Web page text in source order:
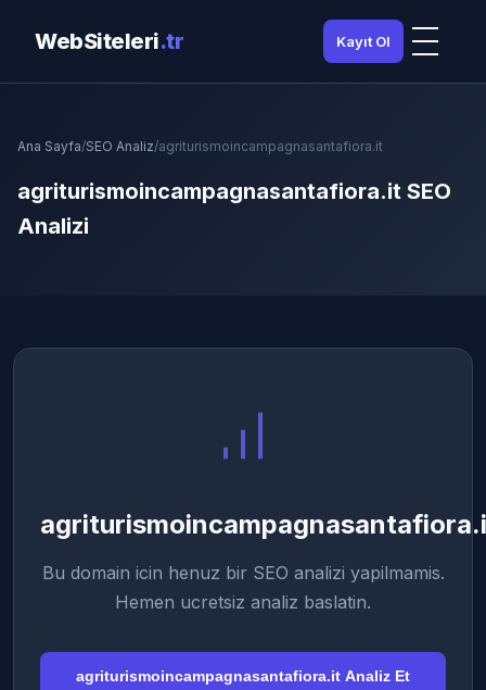
WebSiteleri.tr Kayıt Ol
Ana Sayfa/SEO Analiz/agriturismoincampagnasantafiora.it
agriturismoincampagnasantafiora.it SEO
Analizi
Bu domain icin henuz bir SEO analizi yapilmamis.
Hemen ucretsiz analiz baslatin.
agriturismoincampagnasantafiora.it Analiz Et